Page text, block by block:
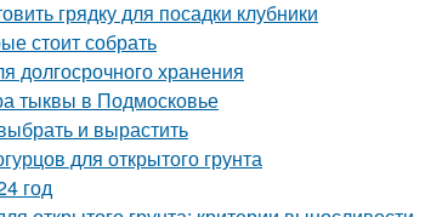
грядку для посадки клубники
стоит собрать
долгосрочного хранения
тыквы в Подмосковье
и вырастить
для открытого грунта
год